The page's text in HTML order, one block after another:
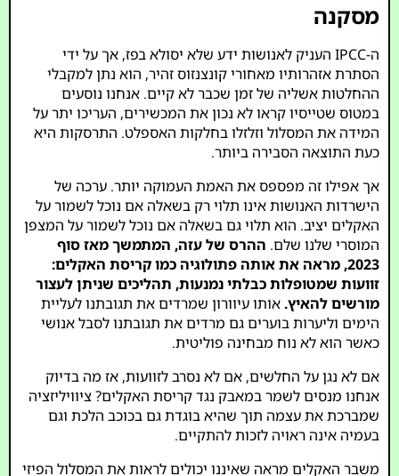
מסקנה
ה-IPCC העניק לאנושות ידע שלא יסולא בפז, אך על ידי
הסתרת אזהרותיו מאחורי קונצנזוס זהיר, הוא נתן למקבלי
ההחלטות אשליה של זמן שכבר לא קיים. אנחנו נוסעים
במטוס שטייסיו קראו לא נכון את המכשירים, העריכו יתר על
המידה את המסלול וזלזלו בחלקות האספלט. התרסקות היא
כעת התוצאה הסבירה ביותר.
אך אפילו זה מפספס את האמת העמוקה יותר. ערכה של
הישרדות האנושות אינו תלוי רק בשאלה אם נוכל לשמור על
האקלים יציב. הוא תלוי גם בשאלה אם נוכל לשמור על המצפן
המוסרי שלנו שלם. ההרס של עזה, המתמשך מאז סוף
2023, מראה את אותה פתולוגיה כמו קריסת האקלים:
זוועות שמטופלות כבלתי נמנעות, תהליכים שניתן לעצור
מורשים להאיץ. אותו עיוורון שמרדים את תגובתנו לעליית
הימים וליערות בוערים גם מרדים את תגובתנו לסבל אנושי
כאשר הוא לא נוח מבחינה פוליטית.
אם לא נגן על החלשים, אם לא נסרב לזוועות, אז מה בדיוק
אנחנו מנסים לשמר במאבק נגד קריסת האקלים? ציוויליזציה
שמברכת את עצמה תוך שהיא בוגדת גם בכוכב הלכת וגם
בעמיה אינה ראויה לזכות להתקיים.
משבר האקלים מראה שאיננו יכולים לראות את המסלול הפיזי